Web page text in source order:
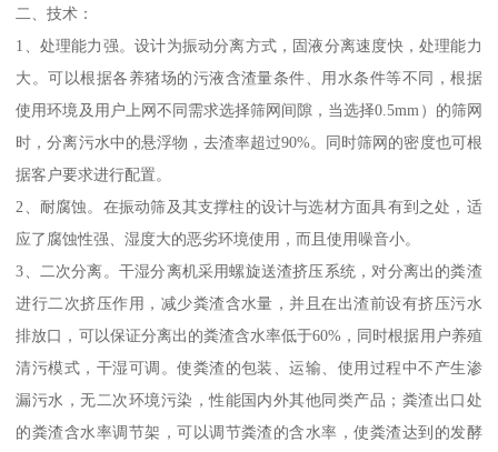
二、技术：
1、处理能力强。设计为振动分离方式，固液分离速度快，处理能力
大。可以根据各养猪场的污液含渣量条件、用水条件等不同，根据
使用环境及用户上网不同需求选择筛网间隙，当选择0.5mm）的筛网
时，分离污水中的悬浮物，去渣率超过90%。同时筛网的密度也可根
据客户要求进行配置。
2、耐腐蚀。在振动筛及其支撑柱的设计与选材方面具有到之处，适
应了腐蚀性强、湿度大的恶劣环境使用，而且使用噪音小。
3、二次分离。干湿分离机采用螺旋送渣挤压系统，对分离出的粪渣
进行二次挤压作用，减少粪渣含水量，并且在出渣前设有挤压污水
排放口，可以保证分离出的粪渣含水率低于60%，同时根据用户养殖
清污模式，干湿可调。使粪渣的包装、运输、使用过程中不产生渗
漏污水，无二次环境污染，性能国内外其他同类产品；粪渣出口处
的粪渣含水率调节架，可以调节粪渣的含水率，使粪渣达到的发酵